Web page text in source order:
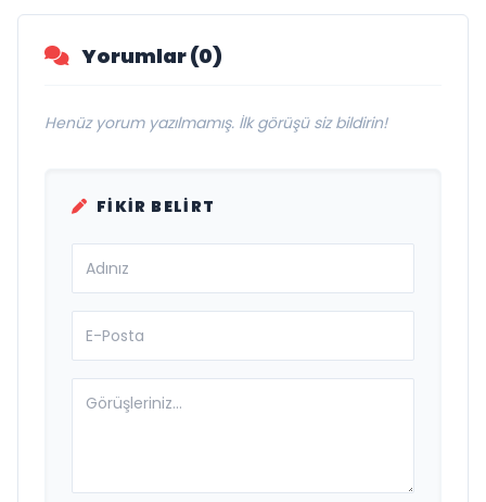
Yorumlar (0)
Henüz yorum yazılmamış. İlk görüşü siz bildirin!
FIKIR BELIRT